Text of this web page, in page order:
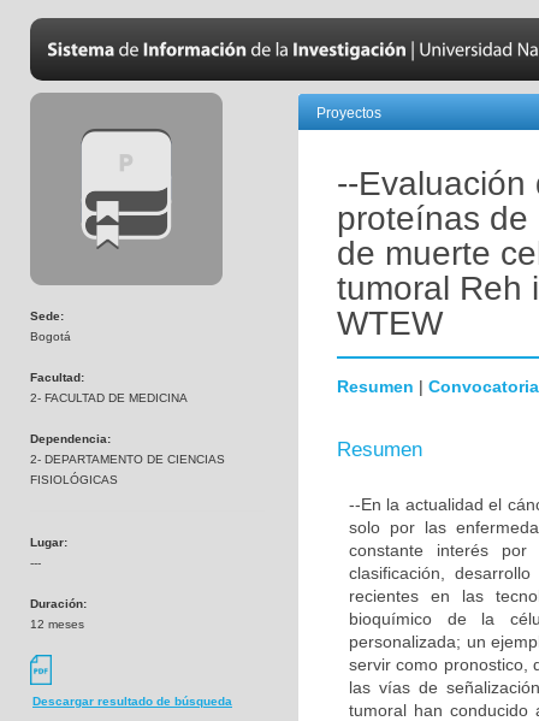
Sede:
Bogotá
Facultad:
2- FACULTAD DE MEDICINA
Dependencia:
2- DEPARTAMENTO DE CIENCIAS
FISIOLÓGICAS
Lugar:
---
Duración:
12 meses
Descargar resultado de búsqueda
Proyectos
--Evaluación
proteínas de
de muerte
tumoral Reh
WTEW
Resumen | Convocatoria
Resumen
--En la actualidad el
solo por las
constante interés
clasificación,
recientes en las
bioquímico de la
personalizada; un
servir como pronostico,
las vías de
tumoral han conducido